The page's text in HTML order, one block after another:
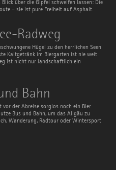
über die Gipfel schweifen lassen: Die
– sie ist pure Freiheit auf Asphalt.
Radweg
Hügel zu den herrlichen Seen
Kaltgetränk im Biergarten ist nie weit
ist nicht nur landschaftlich ein
Bahn
vor der Abreise sorglos noch ein Bier
Bus und Bahn, um das Allgäu zu
Wanderung, Radtour oder Wintersport